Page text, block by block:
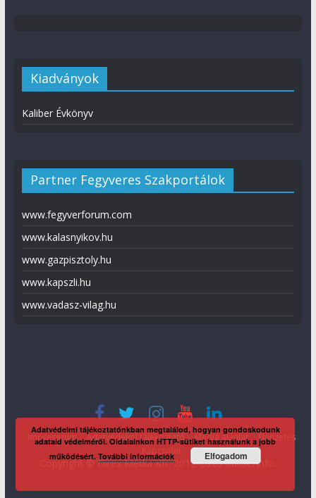
Kiadványok
Kaliber Évkönyv
Partner Fegyveres Szakportálok
www.fegyverforum.com
www.kalasnyikov.hu
www.gazpisztoly.hu
www.kapszli.hu
www.vadasz-vilag.hu
Impresszum Adatvédelmi tájékoztató Média ajánlat
Előfizetés
Copyright © Direx Média Kft. 2012-2026KaliberInfo
Adatvédelmi tájékoztatónkban megtalálod, hogyan gondoskodunk
adataid védelméről. Oldalainkon HTTP-sütiket használunk a jobb
működésért.További információk Elfogadom